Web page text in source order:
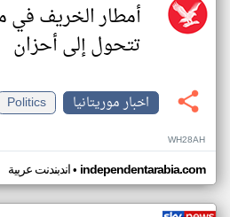
أمطار الخريف في
تتحول إلى أحزان
اخبار موريتانيا
Politics
WH28AH
اندبندنت عربية• independentarabia.com